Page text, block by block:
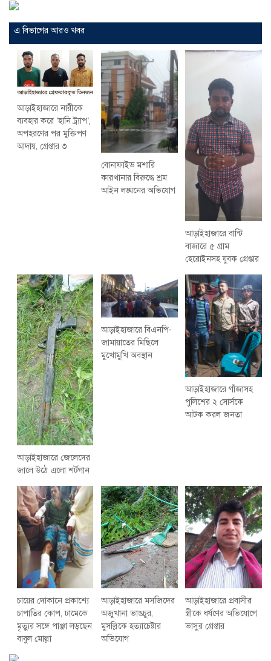
এ বিভাগের আরও খবর
আড়াইহাজারে নারীকে
ব্যবহার করে ‘হানি ট্র্যাপ’,
অপহরণের পর মুক্তিপণ
আদায়, গ্রেপ্তার ৩
বোনাফাইড মশারি
কারখানার বিরুদ্ধে শ্রম
আইন লঙ্ঘনের অভিযোগ
আড়াইহাজারে বান্টি
বাজারে ৫ গ্রাম
হেরোইনসহ যুবক গ্রেপ্তার
আড়াইহাজারে জেলেদের
জালে উঠে এলো শর্টগান
আড়াইহাজারে বিএনপি-
জামায়াতের মিছিলে
মুখোমুখি অবস্থান
আড়াইহাজারে গাঁজাসহ
পুলিশের ২ সোর্সকে
আটক করল জনতা
চায়ের দোকানে প্রকাশ্যে
চাপাতির কোপ, ঢামেকে
মৃত্যুর সঙ্গে পাঞ্জা লড়ছেন
বাবুল মোল্লা
আড়াইহাজারে মস‌জি‌দের
অজুখানা ভাঙচুর,
মুসল্লিকে হত্যাচেষ্টার
অভিযোগ
আড়াইহাজারে প্রবাসীর
স্ত্রীকে ধর্ষণের অভিযোগে
ভাসুর গ্রেপ্তার